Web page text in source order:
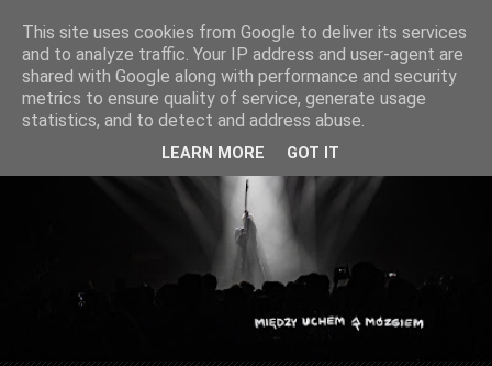
This site uses cookies from Google to deliver its services
and to analyze traffic. Your IP address and user-agent are
shared with Google along with performance and security
metrics to ensure quality of service, generate usage
statistics, and to detect and address abuse.
LEARN MORE GOT IT